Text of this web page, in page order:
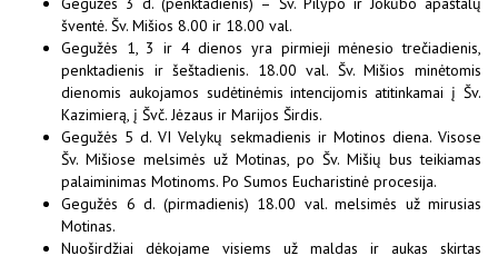
šventė. Šv. Mišios 8.00 ir 18.00 val.
Gegužės 1, 3 ir 4 dienos yra pirmieji mėnesio trečiadienis,
penktadienis ir šeštadienis. 18.00 val. Šv. Mišios minėtomis
dienomis aukojamos sudėtinėmis intencijomis atitinkamai į Šv.
Kazimierą, į Švč. Jėzaus ir Marijos Širdis.
Gegužės 5 d. VI Velykų sekmadienis ir Motinos diena. Visose
Šv. Mišiose melsimės už Motinas, po Šv. Mišių bus teikiamas
palaiminimas Motinoms. Po Sumos Eucharistinė procesija.
Gegužės 6 d. (pirmadienis) 18.00 val. melsimės už mirusias
Motinas.
Nuoširdžiai dėkojame visiems už maldas ir aukas skirtas